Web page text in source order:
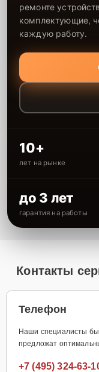
ремонте
комплектующие,
каждую работу.
10+
лет на рынке
до 3 лет
гарантия на работы
Контакты
Телефон
Наши специалисты
предложат
+7 (495) 324-63-